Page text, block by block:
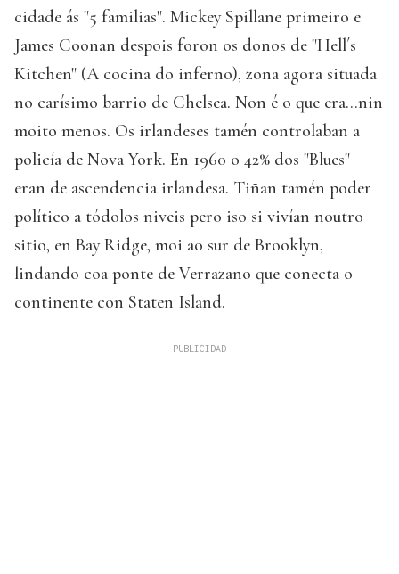
cidade ás "5 familias". Mickey Spillane primeiro e
James Coonan despois foron os donos de "Hell´s
Kitchen" (A cociña do inferno), zona agora situada
no carísimo barrio de Chelsea. Non é o que era…nin
moito menos. Os irlandeses tamén controlaban a
policía de Nova York. En 1960 o 42% dos "Blues"
eran de ascendencia irlandesa. Tiñan tamén poder
político a tódolos niveis pero iso si vivían noutro
sitio, en Bay Ridge, moi ao sur de Brooklyn,
lindando coa ponte de Verrazano que conecta o
continente con Staten Island.